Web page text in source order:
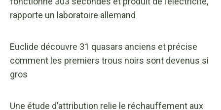
rapporte un laboratoire allemand
Euclide découvre 31 quasars anciens et précise
comment les premiers trous noirs sont devenus si
gros
Une étude d’attribution relie le réchauffement aux